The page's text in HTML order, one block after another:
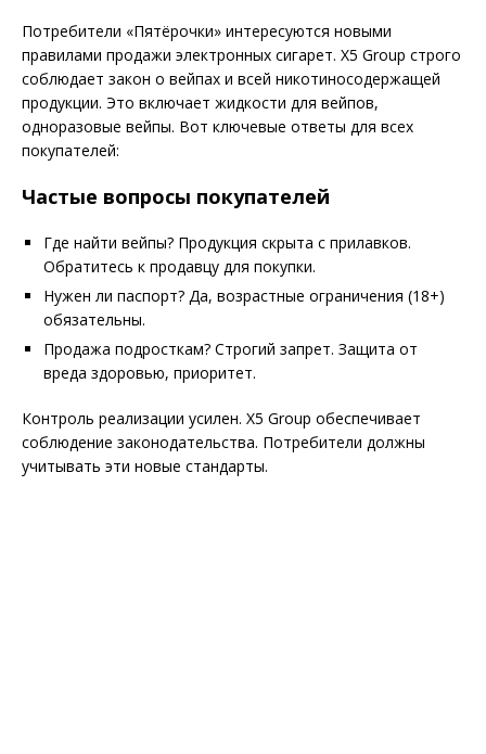
Потребители «Пятёрочки» интересуются новыми
правилами продажи электронных сигарет. X5 Group строго
соблюдает закон о вейпах и всей никотиносодержащей
продукции. Это включает жидкости для вейпов,
одноразовые вейпы. Вот ключевые ответы для всех
покупателей:
Частые вопросы покупателей
Где найти вейпы? Продукция скрыта с прилавков.
Обратитесь к продавцу для покупки.
Нужен ли паспорт? Да, возрастные ограничения (18+)
обязательны.
Продажа подросткам? Строгий запрет. Защита от
вреда здоровью, приоритет.
Контроль реализации усилен. X5 Group обеспечивает
соблюдение законодательства. Потребители должны
учитывать эти новые стандарты.